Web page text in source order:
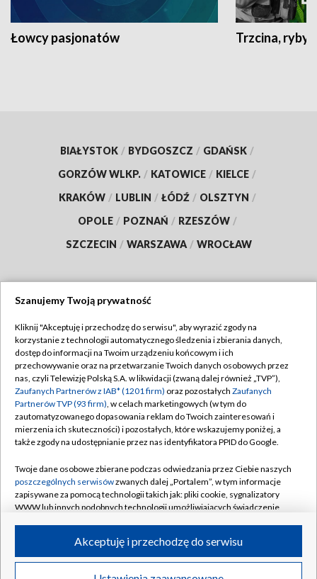
Łowcy pasjonatów Trzcina, ryby
BIAŁYSTOK / BYDGOSZCZ / GDAŃSK /
GORZÓW WLKP. / KATOWICE / KIELCE /
KRAKÓW / LUBLIN / ŁÓDŹ / OLSZTYN /
OPOLE / POZNAŃ / RZESZÓW /
SZCZECIN / WARSZAWA / WROCŁAW
TVP
Abonament TVP
Emisja w TVP
Centrum informacji TVP
Naziemna Telewizja Cyfrowa
Rada Programowa
System NOS
Informacje o nadawcy
Program dla prasy
Regulamin TVP
Polityka prywatności
Moje zgody
Pomoc
Kontakt
Kanały
©2026 Telewizja Polska S.A. w likwidacji
Szanujemy Twoją prywatność
Kliknij "Akceptuję i przechodzę do serwisu", aby wyrazić zgody na
korzystanie z technologii automatycznego śledzenia i zbierania danych,
dostęp do informacji na Twoim urządzeniu końcowym i ich
przechowywanie oraz na przetwarzanie Twoich danych osobowych przez
nas, czyli Telewizję Polską S.A. w likwidacji (zwaną dalej również „TVP”),
Zaufanych Partnerów z IAB* (1201 firm) oraz pozostałych Zaufanych
Partnerów TVP (93 firm), w celach marketingowych (w tym do
zautomatyzowanego dopasowania reklam do Twoich zainteresowań i
mierzenia ich skuteczności) i pozostałych, które wskazujemy poniżej, a
także zgody na udostępnianie przez nas identyfikatora PPID do Google.
Twoje dane osobowe zbierane podczas odwiedzania przez Ciebie naszych
poszczególnych serwisówzwanych dalej „Portalem”, w tym informacje
zapisywane za pomocą technologii takich jak: pliki cookie, sygnalizatory
WWW lub innych podobnych technologii umożliwiających świadczenie
ruchu w Internecie.
Twoje dane osobowe zbierane podczas odwiedzania przez Ciebie
Akceptuję i przechodzę do serwisu